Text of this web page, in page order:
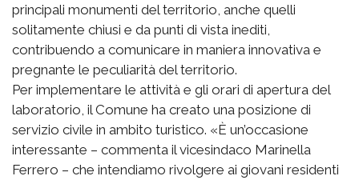
principali monumenti del territorio, anche quelli
solitamente chiusi e da punti di vista inediti,
contribuendo a comunicare in maniera innovativa e
pregnante le peculiarità del territorio.
Per implementare le attività e gli orari di apertura del
laboratorio, il Comune ha creato una posizione di
servizio civile in ambito turistico. «È un’occasione
interessante – commenta il vicesindaco Marinella
Ferrero – che intendiamo rivolgere ai giovani residenti